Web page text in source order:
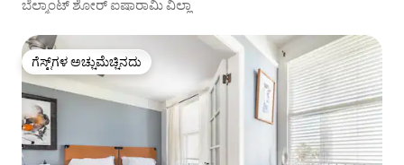
ಬೆಲ್ಮಾಂಟ್ ಶೋರ್ ಐಷಾರಾಮಿ ವಿಲ್ಲಾ
ಗೆಸ್ಟ್‌ಗಳ ಅಚ್ಚುಮೆಚ್ಚಿನದು
ಗೆಸ್ಟ್‌ಗಳ ಅಚ್ಚುಮೆಚ್ಚಿನದು